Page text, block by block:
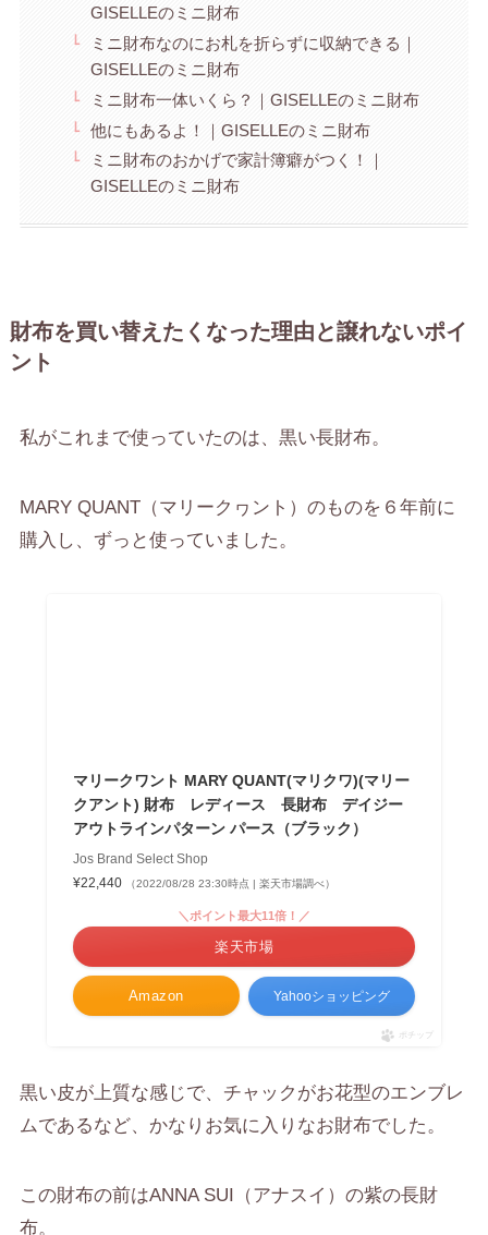
GISELLEのミニ財布
ミニ財布なのにお札を折らずに収納できる｜
GISELLEのミニ財布
ミニ財布一体いくら？｜GISELLEのミニ財布
他にもあるよ！｜GISELLEのミニ財布
ミニ財布のおかげで家計簿癖がつく！｜
GISELLEのミニ財布
財布を買い替えたくなった理由と譲れないポイ
ント
私がこれまで使っていたのは、黒い長財布。
MARY QUANT（マリークヮント）のものを６年前に
購入し、ずっと使っていました。
マリークワント MARY QUANT(マリクワ)(マリー
クアント) 財布 レディース 長財布 デイジー
アウトラインパターン パース（ブラック）
Jos Brand Select Shop
¥22,440
（2022/08/28 23:30時点 | 楽天市場調べ）
Amazon
＼ポイント最大11倍！／
楽天市場
Yahooショッピング
ポチップ
黒い皮が上質な感じで、チャックがお花型のエンブレ
ムであるなど、かなりお気に入りなお財布でした。
この財布の前はANNA SUI（アナスイ）の紫の長財
布。